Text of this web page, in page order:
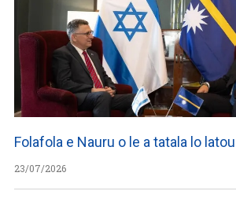
Folafola e Nauru o le a tatala lo
23/07/2026